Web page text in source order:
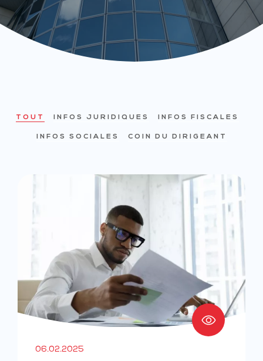
TOUT INFOS JURIDIQUES INFOS FISCALES
INFOS SOCIALES COIN DU DIRIGEANT
06.02.2025